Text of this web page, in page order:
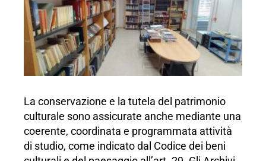
La conservazione e la tutela del patrimonio
culturale sono assicurate anche mediante una
coerente, coordinata e programmata attività
di studio, come indicato dal Codice dei beni